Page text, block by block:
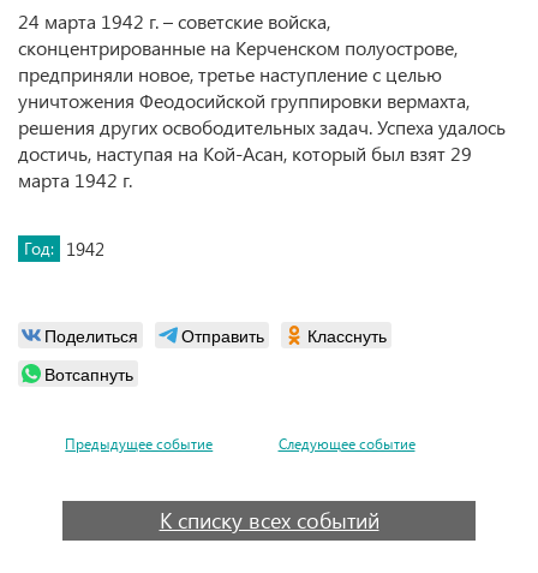
24 марта 1942 г. – советские войска,
сконцентрированные на Керченском полуострове,
предприняли новое, третье наступление с целью
уничтожения Феодосийской группировки вермахта,
решения других освободительных задач. Успеха удалось
достичь, наступая на Кой-Асан, который был взят 29
марта 1942 г.
Год: 1942
Поделиться Отправить
Класснуть
Вотсапнуть
Предыдущее событие Следующее событие
К списку всех событий